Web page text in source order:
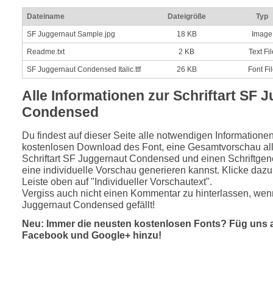
Dateiname Dateigröße Typ
SF Juggernaut Sample.jpg 18 KB Image
Readme.txt 2 KB Text
SF Juggernaut Condensed Italic.ttf 26 KB Font
Alle Informationen zur Schriftart SF
Condensed
Du findest auf dieser Seite alle notwendigen
kostenlosen Download des Font, eine Gesamtvorschau
Schriftart SF Juggernaut Condensed und einen
eine individuelle Vorschau generieren kannst. Klicke
Leiste oben auf "Individueller Vorschautext".
Vergiss auch nicht einen Kommentar zu hinterlassen,
Juggernaut Condensed gefällt!
Neu: Immer die neusten kostenlosen Fonts? Füg uns
Facebook und Google+ hinzu!